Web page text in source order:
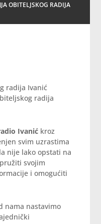
OBITELJSKOG RADIJA
radija Ivanić
radija
Ivanić kroz
svim uzrastima
nije lako opstati na
svojim
i omogućiti
nama nastavimo